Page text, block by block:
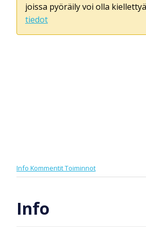
joissa pyöräily voi olla
tiedot
Info KommentitToiminnot
Info